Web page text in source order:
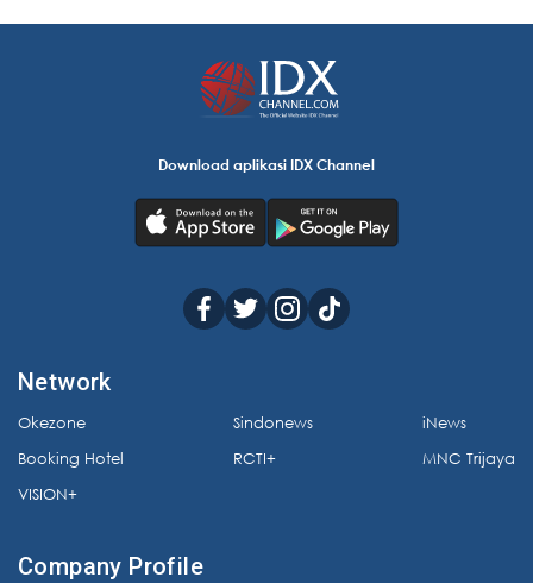
Download aplikasi IDX Channel
Network
Okezone
Booking Hotel
VISION+
Sindonews
RCTI+
iNews
MNC Trijaya
Company Profile